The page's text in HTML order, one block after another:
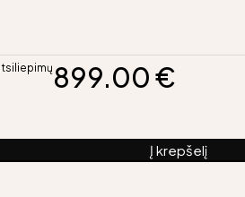
899.00€
Į krepšelį